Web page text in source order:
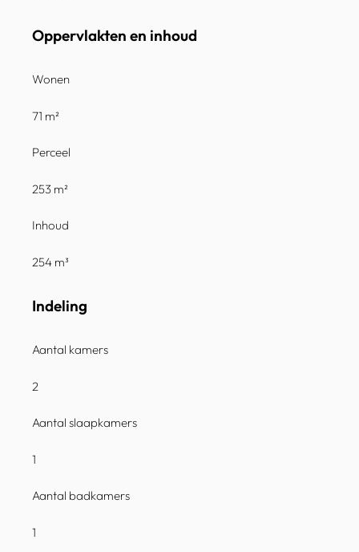
Oppervlakten en inhoud
Wonen
71 m²
Perceel
253 m²
Inhoud
254 m³
Indeling
Aantal kamers
2
Aantal slaapkamers
1
Aantal badkamers
1